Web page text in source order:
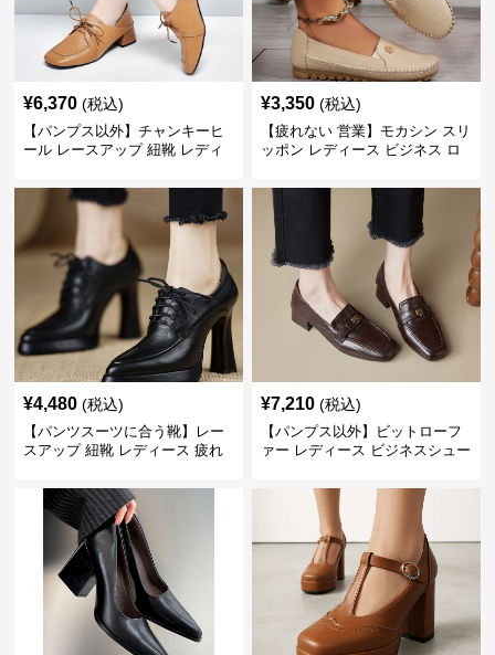
¥6,370 (税込)
【パンプス以外】チャンキーヒ
ール レースアップ 紐靴 レディ
ーツ スクエアトゥ 歩きやすい
¥3,350 (税込)
【疲れない 営業】モカシン スリ
ッポン レディース ビジネス ロ
ジュアル パンプス以外
¥4,480 (税込)
【パンツスーツに合う靴】レー
スアップ 紐靴 レディース 疲れ
ビジネスシューズ
¥7,210 (税込)
【パンプス以外】ビットローフ
ァー レディース ビジネスシュー
トゥ 疲れない スーツ